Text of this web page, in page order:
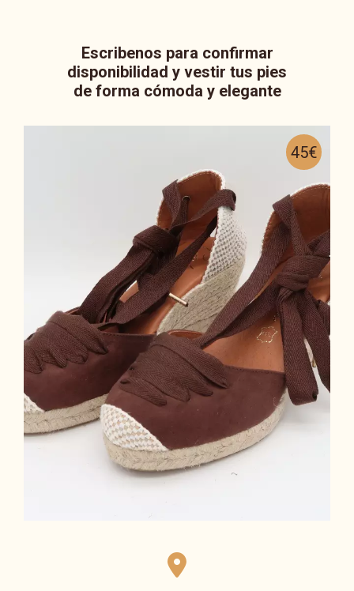
Escribenos para confirmar
disponibilidad y vestir tus pies
de forma cómoda y elegante
45€